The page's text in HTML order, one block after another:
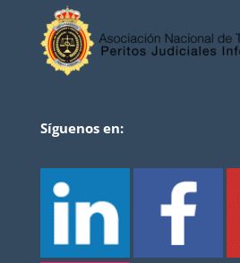
Síguenos en: